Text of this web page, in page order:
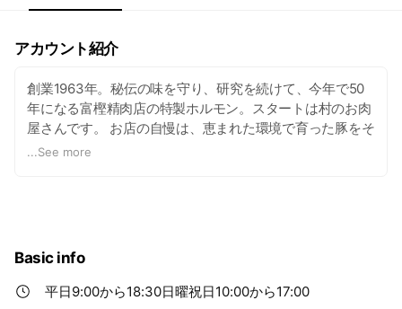
アカウント紹介
創業1963年。秘伝の味を守り、研究を続けて、今年で50
年になる富樫精肉店の特製ホルモン。スタートは村のお肉
屋さんです。 お店の自慢は、恵まれた環境で育った豚をそ
の日のうちに仕入れ、加工。秘伝のタレに漬込む豚ホルモ
来る量のみ生産しておりますので、品切れの際はお待ち頂
きたくお願い申し上げます。通販の際はお電話、メールに
...See more
Basic info
平日9:00から18:30日曜祝日10:00から17:00